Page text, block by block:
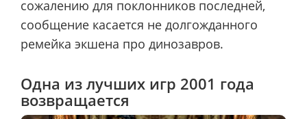
сожалению для поклонников последней,
сообщение касается не долгожданного
ремейка экшена про динозавров.
Одна из лучших игр 2001 года
возвращается